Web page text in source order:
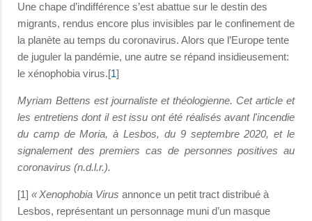
Une chape d’indifférence s’est abattue sur le destin des
migrants, rendus encore plus invisibles par le confinement de
la planète au temps du coronavirus. Alors que l’Europe tente
de juguler la pandémie, une autre se répand insidieusement:
le xénophobia virus.[1]
Myriam Bettens est journaliste et théologienne. Cet article et
les entretiens dont il est issu ont été réalisés avant l'incendie
du camp de Moria, à Lesbos, du 9 septembre 2020, et le
signalement des premiers cas de personnes positives au
coronavirus (n.d.l.r.).
[1] « Xenophobia Virus annonce un petit tract distribué à
Lesbos, représentant un personnage muni d’un masque